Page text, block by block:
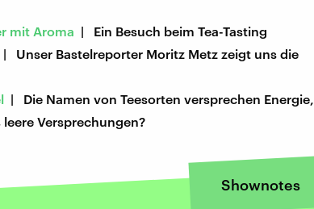
mit Aroma | Ein Besuch beim Tea-Tasting
| Unser Bastelreporter Moritz Metz zeigt uns die
| Die Namen von Teesorten versprechen Energie,
Versprechungen?
Shownotes